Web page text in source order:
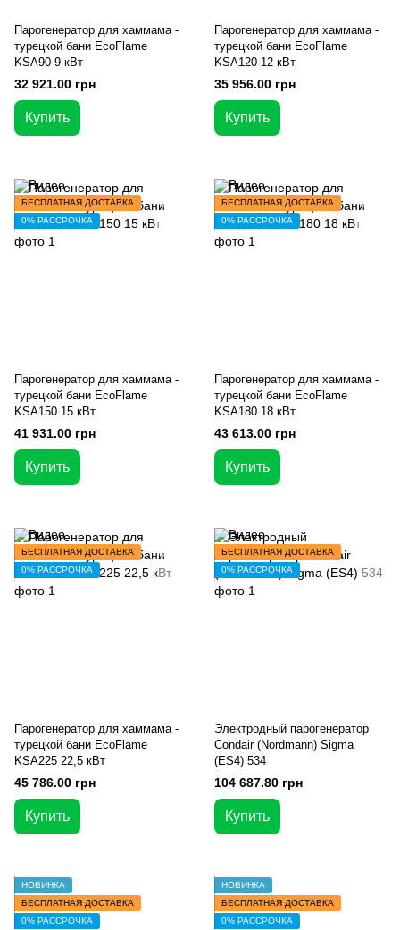
Парогенератор для хаммама -
турецкой бани EcoFlame
KSA90 9 кВт
32 921.00 грн
Купить
Парогенератор для хаммама -
турецкой бани EcoFlame
KSA120 12 кВт
35 956.00 грн
Купить
БЕСПЛАТНАЯ ДОСТАВКА
0% РАССРОЧКА
Парогенератор для хаммама -
турецкой бани EcoFlame
KSA150 15 кВт
41 931.00 грн
Купить
БЕСПЛАТНАЯ ДОСТАВКА
0% РАССРОЧКА
Парогенератор для хаммама -
турецкой бани EcoFlame
KSA180 18 кВт
43 613.00 грн
Купить
БЕСПЛАТНАЯ ДОСТАВКА
0% РАССРОЧКА
Парогенератор для хаммама -
турецкой бани EcoFlame
KSA225 22,5 кВт
45 786.00 грн
Купить
БЕСПЛАТНАЯ ДОСТАВКА
0% РАССРОЧКА
Электродный парогенератор
Condair (Nordmann) Sigma
(ES4) 534
104 687.80 грн
Купить
НОВИНКА
БЕСПЛАТНАЯ ДОСТАВКА
0% РАССРОЧКА
НОВИНКА
БЕСПЛАТНАЯ ДОСТАВКА
0% РАССРОЧКА